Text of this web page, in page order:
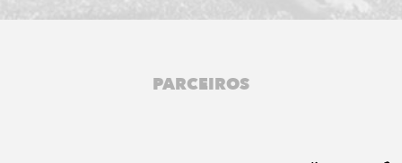
PARCEIROS